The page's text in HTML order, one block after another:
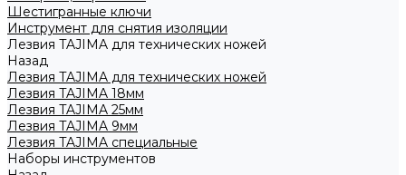
Шестигранные ключи
Инструмент для снятия изоляции
Лезвия TAJIMA для технических ножей
Назад
Лезвия TAJIMA для технических ножей
Лезвия TAJIMA 18мм
Лезвия TAJIMA 25мм
Лезвия TAJIMA 9мм
Лезвия TAJIMA специальные
Наборы инструментов